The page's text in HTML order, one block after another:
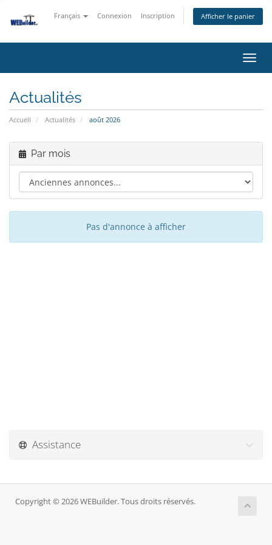
Français Connexion Inscription Afficher le panier
la
Actualités
Accueil Actualités août 2026
Par mois
Pas d'annonce à afficher
Assistance
Copyright © 2026 WEBuilder. Tous droits réservés.